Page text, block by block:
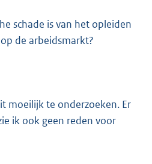
schade is van het opleiden
de arbeidsmarkt?
moeilijk te onderzoeken. Er
ik ook geen reden voor